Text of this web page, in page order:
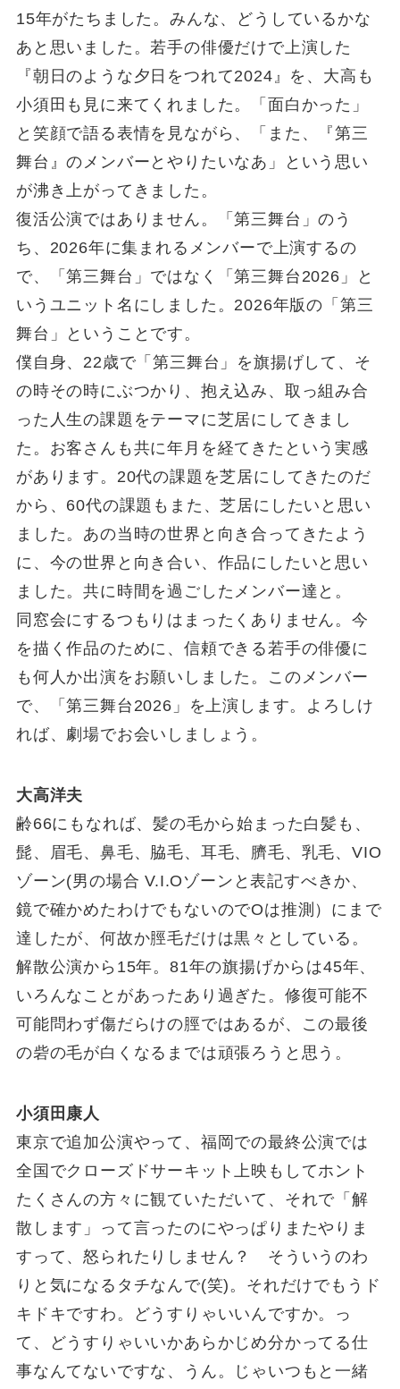
15年がたちました。みんな、どうしているかな
あと思いました。若手の俳優だけで上演した
『朝日のような夕日をつれて2024』を、大高も
小須田も見に来てくれました。「面白かった」
と笑顔で語る表情を見ながら、「また、『第三
舞台』のメンバーとやりたいなあ」という思い
が沸き上がってきました。
復活公演ではありません。「第三舞台」のう
ち、2026年に集まれるメンバーで上演するの
で、「第三舞台」ではなく「第三舞台2026」と
いうユニット名にしました。2026年版の「第三
舞台」ということです。
僕自身、22歳で「第三舞台」を旗揚げして、そ
の時その時にぶつかり、抱え込み、取っ組み合
った人生の課題をテーマに芝居にしてきまし
た。お客さんも共に年月を経てきたという実感
があります。20代の課題を芝居にしてきたのだ
から、60代の課題もまた、芝居にしたいと思い
ました。あの当時の世界と向き合ってきたよう
に、今の世界と向き合い、作品にしたいと思い
ました。共に時間を過ごしたメンバー達と。
同窓会にするつもりはまったくありません。今
を描く作品のために、信頼できる若手の俳優に
も何人か出演をお願いしました。このメンバー
で、「第三舞台2026」を上演します。よろしけ
れば、劇場でお会いしましょう。
大高洋夫
齢66にもなれば、髪の毛から始まった白髪も、
髭、眉毛、鼻毛、脇毛、耳毛、臍毛、乳毛、VIO
ゾーン(男の場合 V.I.Oゾーンと表記すべきか、
鏡で確かめたわけでもないのでOは推測）にまで
達したが、何故か脛毛だけは黒々としている。
解散公演から15年。81年の旗揚げからは45年、
いろんなことがあったあり過ぎた。修復可能不
可能問わず傷だらけの脛ではあるが、この最後
の砦の毛が白くなるまでは頑張ろうと思う。
小須田康人
東京で追加公演やって、福岡での最終公演では
全国でクローズドサーキット上映もしてホント
たくさんの方々に観ていただいて、それで「解
散します」って言ったのにやっぱりまたやりま
すって、怒られたりしません？ そういうのわ
りと気になるタチなんで(笑)。それだけでもうド
キドキですわ。どうすりゃいいんですか。っ
て、どうすりゃいいかあらかじめ分かってる仕
事なんてないですな、うん。じゃいつもと一緒